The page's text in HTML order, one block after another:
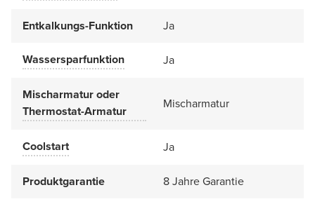
Entkalkungs-Funktion Ja
Wassersparfunktion Ja
Mischarmatur oder
Thermostat-Armatur
Mischarmatur
Coolstart Ja
Produktgarantie
8 Jahre Garantie